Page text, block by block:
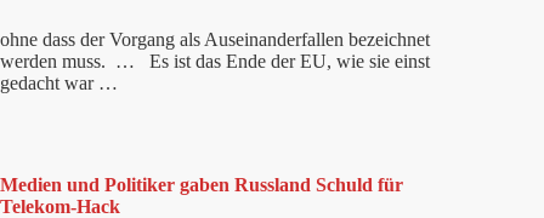
ohne dass der Vorgang als Auseinanderfallen bezeichnet
werden muss. … Es ist das Ende der EU, wie sie einst
gedacht war …
Medien und Politiker gaben Russland Schuld für
Telekom-Hack